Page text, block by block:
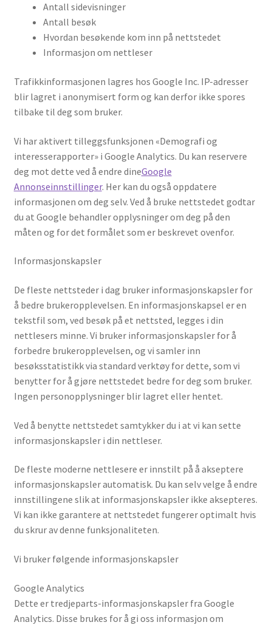
Antall sidevisninger
Antall besøk
Hvordan besøkende kom inn på nettstedet
Informasjon om nettleser
Trafikkinformasjonen lagres hos Google Inc. IP-adresser
blir lagret i anonymisert form og kan derfor ikke spores
tilbake til deg som bruker.
Vi har aktivert tilleggsfunksjonen «Demografi og
interesserapporter» i Google Analytics. Du kan reservere
deg mot dette ved å endre dineGoogle
Annonseinnstillinger. Her kan du også oppdatere
informasjonen om deg selv. Ved å bruke nettstedet godtar
du at Google behandler opplysninger om deg på den
måten og for det formålet som er beskrevet ovenfor.
Informasjonskapsler
De fleste nettsteder i dag bruker informasjonskapsler for
å bedre brukeropplevelsen. En informasjonskapsel er en
tekstfil som, ved besøk på et nettsted, legges i din
nettlesers minne. Vi bruker informasjonskapsler for å
forbedre brukeropplevelsen, og vi samler inn
besøksstatistikk via standard verktøy for dette, som vi
benytter for å gjøre nettstedet bedre for deg som bruker.
Ingen personopplysninger blir lagret eller hentet.
Ved å benytte nettstedet samtykker du i at vi kan sette
informasjonskapsler i din nettleser.
De fleste moderne nettlesere er innstilt på å akseptere
informasjonskapsler automatisk. Du kan selv velge å endre
innstillingene slik at informasjonskapsler ikke aksepteres.
Vi kan ikke garantere at nettstedet fungerer optimalt hvis
du skrur av denne funksjonaliteten.
Vi bruker følgende informasjonskapsler
Google Analytics
Dette er tredjeparts-informasjonskapsler fra Google
Analytics. Disse brukes for å gi oss informasjon om